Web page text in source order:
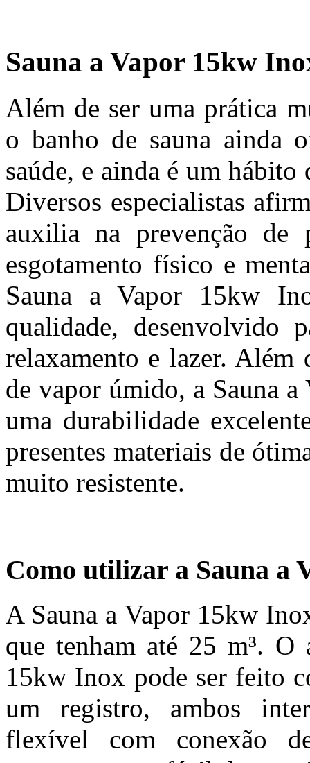
Sauna a Vapor 15kw
Além de ser uma prática
o banho de sauna ainda
saúde, e ainda é um
Diversos especialistas
auxilia na prevenção de
esgotamento físico e
Sauna a Vapor 15kw
qualidade, desenvolvido
relaxamento e lazer. Além
de vapor úmido, a Sauna
uma durabilidade
presentes materiais de
muito resistente.
Como utilizar a Sauna a
A Sauna a Vapor 15kw
que tenham até 25 m³. O
15kw Inox pode ser feito
um registro, ambos
flexível com conexão